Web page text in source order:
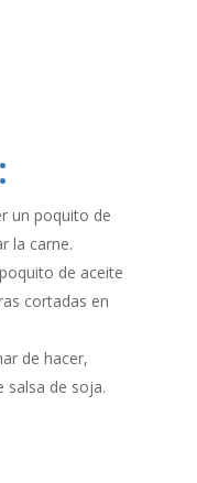
un poquito de
la carne.
de aceite
cortadas en
de hacer,
salsa de soja.